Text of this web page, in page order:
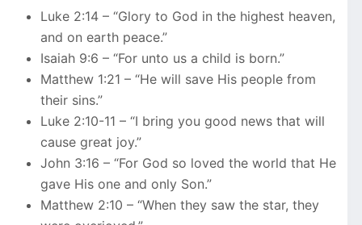
Luke 2:14 – “Glory to God in the highest heaven,
and on earth peace.”
Isaiah 9:6 – “For unto us a child is born.”
Matthew 1:21 – “He will save His people from
their sins.”
Luke 2:10-11 – “I bring you good news that will
cause great joy.”
John 3:16 – “For God so loved the world that He
gave His one and only Son.”
Matthew 2:10 – “When they saw the star, they